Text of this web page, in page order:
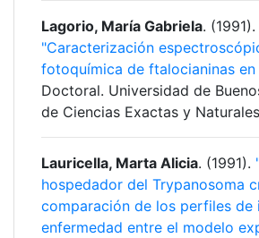
Lagorio, María Gabriela. (1991).
"Caracterización
fotoquímica de ftalocianinas en
Doctoral. Universidad de
de Ciencias Exactas y
Lauricella, Marta Alicia. (1991).
hospedador del Trypanosoma
comparación de los perfiles de
enfermedad entre el modelo